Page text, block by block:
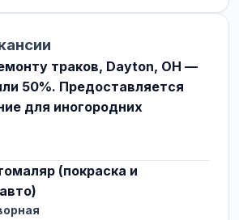
траков, Dayton, OH —
50%. Предоставляется
для иногородних
(покраска и